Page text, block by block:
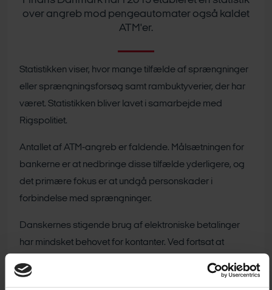
over angreb mod pengeautomater også kaldet
ATM'er.
Statistikken viser, hvor mange tilfælde af sprængninger
eller sprængningsforsøg samt rambuktyverier, der har
været. Statistikken bliver lavet i samarbejde med
Rigspolitiet.
Antallet af ATM-angreb er faldende. Målsætningen for
bankerne er at nedbringe disse tilfælde yderligere, og
det primære fokus er at undgå personskader i
forbindelse med sprængninger.
Danskernes stigende brug af elektroniske betalinger
har mindsket behovet for kontanter. Ved fortsat at
udviklingen hen imod mindre brug af kontanter, det kan